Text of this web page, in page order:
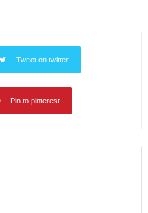
Tweet on twitter
Pin to pinterest